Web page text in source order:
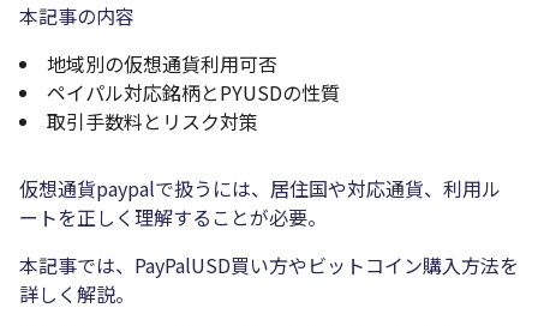
本記事の内容
地域別の仮想通貨利用可否
ペイパル対応銘柄とPYUSDの性質
取引手数料とリスク対策
仮想通貨paypalで扱うには、居住国や対応通貨、利用ル
ートを正しく理解することが必要。
本記事では、PayPalUSD買い方やビットコイン購入方法を
詳しく解説。